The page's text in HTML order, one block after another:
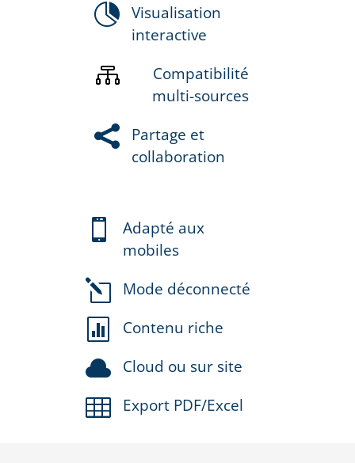
 Visualisation
interactive

Compatibilité
multi-sources

Partage et
collaboration

Adapté aux
mobiles
l Mode déconnecté
 Contenu riche
 Cloud ou sur site
 Export PDF/Excel